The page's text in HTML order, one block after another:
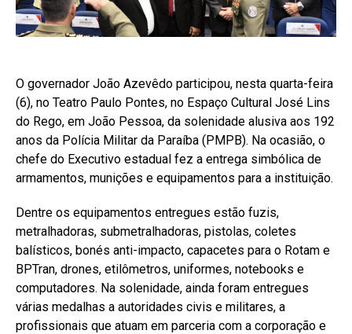
O governador João Azevêdo participou, nesta quarta-feira
(6), no Teatro Paulo Pontes, no Espaço Cultural José Lins
do Rego, em João Pessoa, da solenidade alusiva aos 192
anos da Polícia Militar da Paraíba (PMPB). Na ocasião, o
chefe do Executivo estadual fez a entrega simbólica de
armamentos, munições e equipamentos para a instituição.
Dentre os equipamentos entregues estão fuzis,
metralhadoras, submetralhadoras, pistolas, coletes
balísticos, bonés anti-impacto, capacetes para o Rotam e
BPTran, drones, etilômetros, uniformes, notebooks e
computadores. Na solenidade, ainda foram entregues
várias medalhas a autoridades civis e militares, a
profissionais que atuam em parceria com a corporação e